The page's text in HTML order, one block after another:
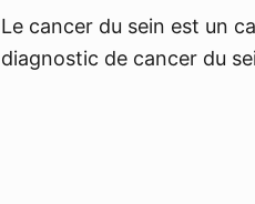
Le cancer du sein est un
diagnostic de cancer du